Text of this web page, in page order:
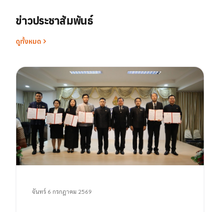
ข่าวประชาสัมพันธ์
ดูทั้งหมด
จันทร์ 6 กรกฎาคม 2569